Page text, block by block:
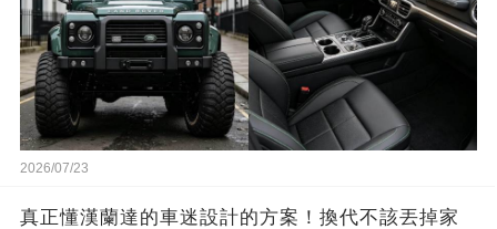
2026/07/23
真正懂漢蘭達的車迷設計的方案！換代不該丟掉家